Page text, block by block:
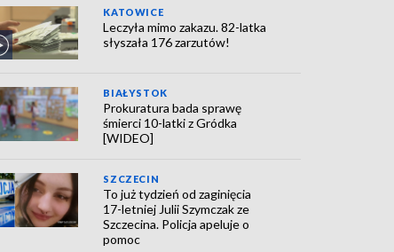
KATOWICE
Leczyła mimo zakazu. 82-latka
słyszała 176 zarzutów!
BIAŁYSTOK
Prokuratura bada sprawę
śmierci 10-latki z Gródka
[WIDEO]
SZCZECIN
To już tydzień od zaginięcia
17-letniej Julii Szymczak ze
Szczecina. Policja apeluje o
pomoc